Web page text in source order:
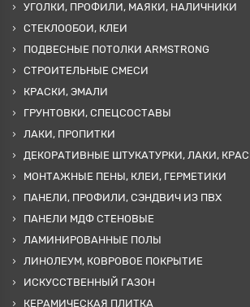
УГОЛКИ, ПРОФИЛИ, МАЯКИ, НАЛИЧНИКИ
СТЕКЛООБОИ, КЛЕИ
ПОДВЕСНЫЕ ПОТОЛКИ ARMSTRONG
СТРОИТЕЛЬНЫЕ СМЕСИ
КРАСКИ, ЭМАЛИ
ГРУНТОВКИ, СПЕЦСОСТАВЫ
ЛАКИ, ПРОПИТКИ
ДЕКОРАТИВНЫЕ ШТУКАТУРКИ, ЛАКИ,
МОНТАЖНЫЕ ПЕНЫ, КЛЕИ, ГЕРМЕТИКИ
ПАНЕЛИ, ПРОФИЛИ, СЭНДВИЧ ИЗ ПВХ
ПАНЕЛИ МДФ СТЕНОВЫЕ
ЛАМИНИРОВАННЫЕ ПОЛЫ
ЛИНОЛЕУМ, КОВРОВОЕ ПОКРЫТИЕ
ИСКУССТВЕННЫЙ ГАЗОН
КЕРАМИЧЕСКАЯ ПЛИТКА